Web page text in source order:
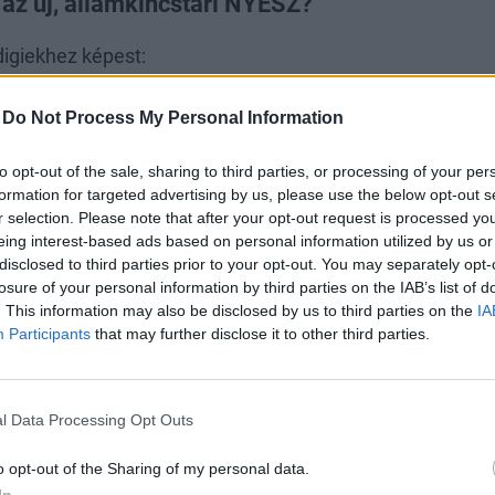
Do Not Process My Personal Information
opt-out of the sale, sharing to third parties, or processing of your
for targeted advertising by us, please use the below opt-out
selection. Please note that after your opt-out request is processed
interest-based ads based on personal information utilized by us
to third parties prior to your opt-out. You may separately
of your personal information by third parties on the IAB’s list of
This information may also be disclosed by us to third parties on the
Participants that may further disclose it to other third parties.
Data Processing Opt Outs
opt-out of the Sharing of my personal data.
képest:
NYESZ: ahogy a normál állampapír-tranzakciók után,
más szolgáltatónál 1. a jóváírt éves átlagos állomány
2000 forint számlavezetési díjat kell fizetni (több
illetve külön állományi díjjal találkozhatunk), továbbá
szokásos ügyleti költségeivel megegyező,
tized százalékos tranzakciós költségekkel is
alapján tett befektetést, amely mindenhol díjmentes),
az az ezután érvényesíthető 20%-os adójóváírás révén
el,